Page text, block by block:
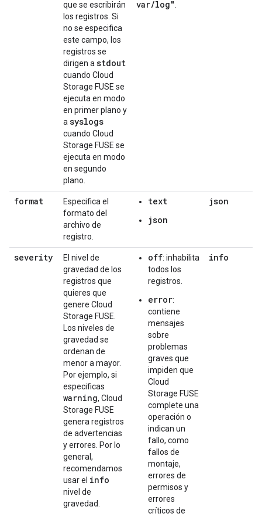
que se escribirán
los registros. Si
no se especifica
este campo, los
registros se
dirigen a stdout
cuando Cloud
Storage FUSE se
ejecuta en modo
en primer plano y
a syslogs
cuando Cloud
Storage FUSE se
ejecuta en modo
en segundo
plano.
var/log"
format
Especifica el
formato del
archivo de
registro.
text
json
json
severity
El nivel de
gravedad de los
registros que
quieres que
genere Cloud
Storage FUSE.
Los niveles de
gravedad se
ordenan de
menor a mayor.
Por ejemplo, si
especificas
warning, Cloud
Storage FUSE
genera registros
de advertencias
y errores. Por lo
general,
recomendamos
usar el info
nivel de
gravedad.
off: inhabilita
todos los
registros.
error:
contiene
mensajes
sobre
problemas
graves que
impiden que
Cloud
Storage FUSE
complete una
operación o
indican un
fallo, como
fallos de
montaje,
errores de
permisos y
errores
críticos de
info